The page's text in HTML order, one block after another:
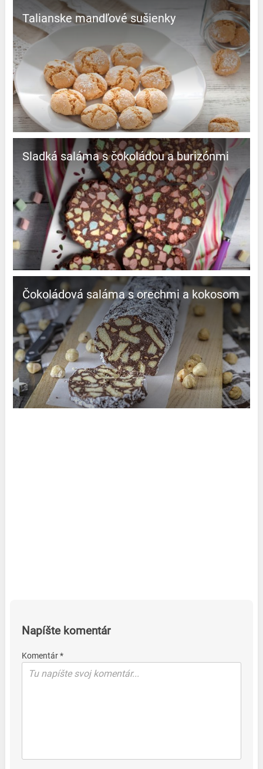
Talianske mandľové sušienky
Sladká saláma s čokoládou a burizónmi
Čokoládová saláma s orechmi a kokosom
Napíšte komentár
Komentár *